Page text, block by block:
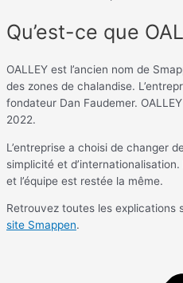
Qu’est-ce que
OALLEY est l’ancien nom de
des zones de chalandise.
fondateur Dan Faudemer.
2022.
L’entreprise a choisi de changer
simplicité et
et l’équipe est restée la même.
Retrouvez toutes les explications
site Smappen.